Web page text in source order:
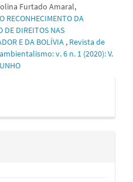
Furtado Amaral,
O RECONHECIMENTO DA
DE DIREITOS NAS
E DA BOLÍVIA , Revista de
v. 6 n. 1 (2020): V.